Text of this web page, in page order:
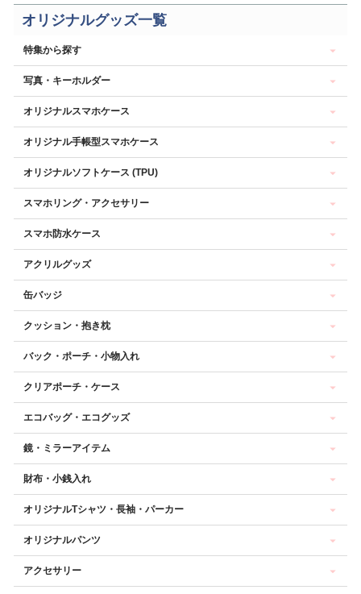
オリジナルグッズ一覧
特集から探す
写真・キーホルダー
オリジナルスマホケース
オリジナル手帳型スマホケース
オリジナルソフトケース (TPU)
スマホリング・アクセサリー
スマホ防水ケース
アクリルグッズ
缶バッジ
クッション・抱き枕
バック・ポーチ・小物入れ
クリアポーチ・ケース
エコバッグ・エコグッズ
鏡・ミラーアイテム
財布・小銭入れ
オリジナルTシャツ・長袖・パーカー
オリジナルパンツ
アクセサリー